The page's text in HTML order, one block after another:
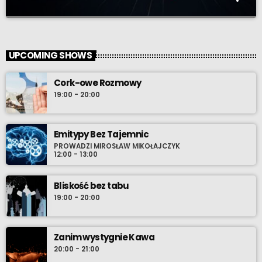
trudne, często pomijane, zapraszać kolejnych gości i
sprawdzać, jak idee tradycji oraz patriotyzmu odnajdują się w
realiach XXI wieku. Emisja - w co drugą niedzielę, zapraszamy.
UPCOMING SHOWS
Cork-owe Rozmowy
19:00 - 20:00
Emitypy Bez Tajemnic
PROWADZI MIROSŁAW MIKOŁAJCZYK
12:00 - 13:00
Bliskość bez tabu
19:00 - 20:00
Zanim wystygnie Kawa
20:00 - 21:00